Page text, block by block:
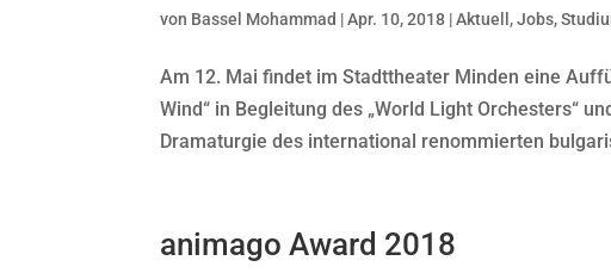
von Bassel Mohammad |Apr. 10, 2018 |Aktuell,Jobs,
Am 12. Mai findet im Stadttheater Minden eine
Wind“ in Begleitung des „World Light Orchesters“
Dramaturgie des international renommierten
animago Award 2018